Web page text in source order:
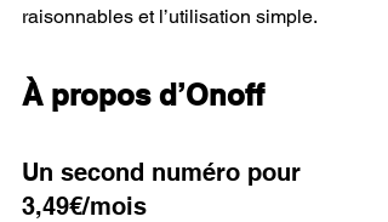
raisonnables et l’utilisation simple.
À propos d’Onoff
Un second numéro pour
3,49€/mois